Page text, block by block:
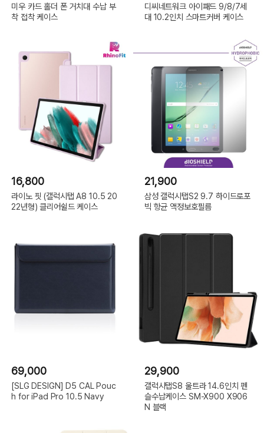
미우 카드 홀더 폰 거치대 수납 부
착 접착 케이스
디씨네트워크 아이패드 9/8/7세
대 10.2인치 스마트커버 케이스
16,800
라이노 핏 (갤럭시탭 A8 10.5 20
22년형) 클리어쉴드 케이스
21,900
삼성 갤럭시탭S2 9.7 하이드로포
빅 항균 액정보호필름
69,000
[SLG DESIGN] D5 CAL Pouc
h for iPad Pro 10.5 Navy
29,900
갤럭시탭S8 울트라 14.6인치 펜
슬수납케이스 SM-X900 X906
N 블랙